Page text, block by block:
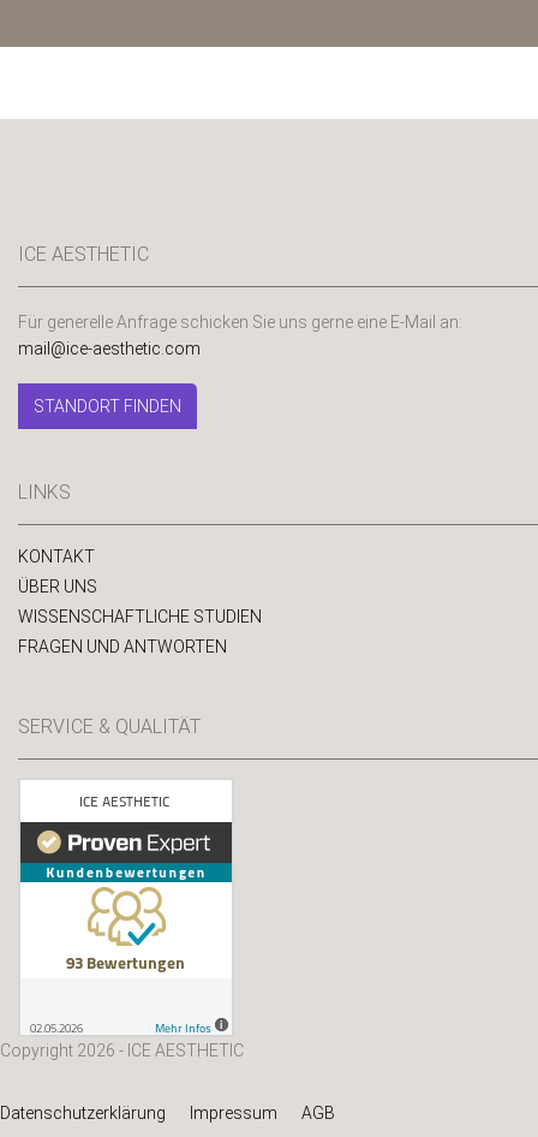
ICE AESTHETIC
Für generelle Anfrage schicken Sie uns gerne eine E-Mail an:
mail@ice-aesthetic.com
STANDORT FINDEN
LINKS
KONTAKT
ÜBER UNS
WISSENSCHAFTLICHE STUDIEN
FRAGEN UND ANTWORTEN
SERVICE & QUALITÄT
Copyright 2026 - ICE AESTHETIC
Datenschutzerklärung Impressum AGB